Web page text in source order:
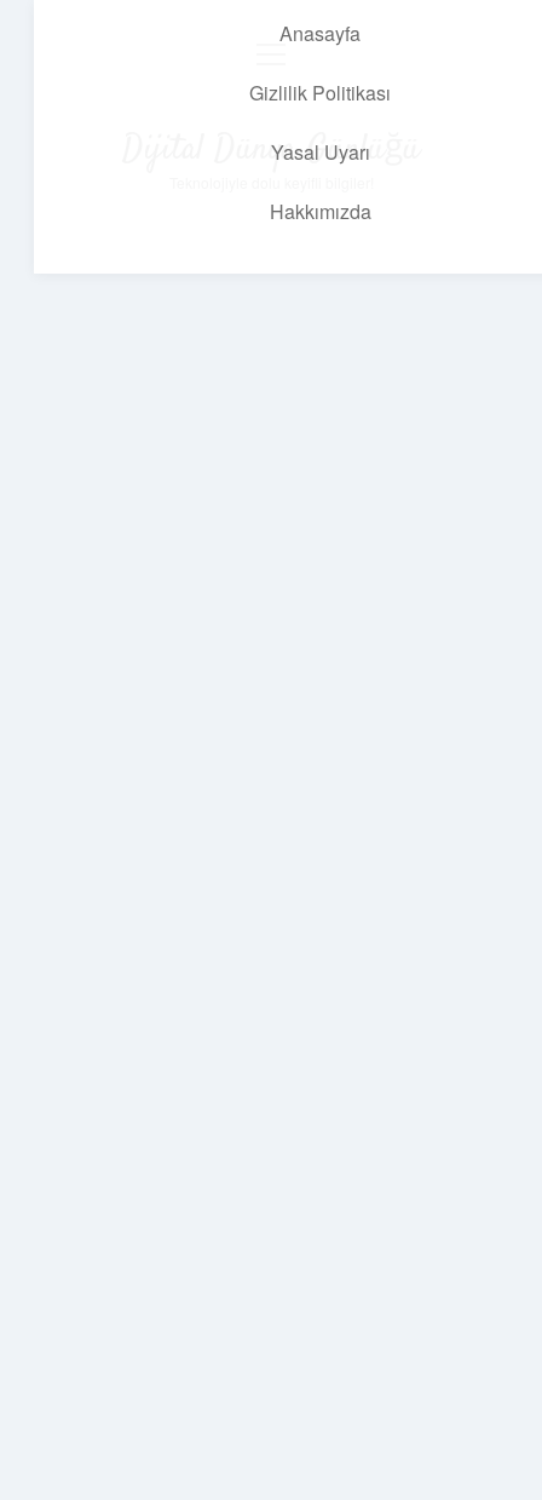
Anasayfa
Gizlilik Politikası
Yasal Uyarı
Hakkımızda
Dijital Dünya Günlüğü